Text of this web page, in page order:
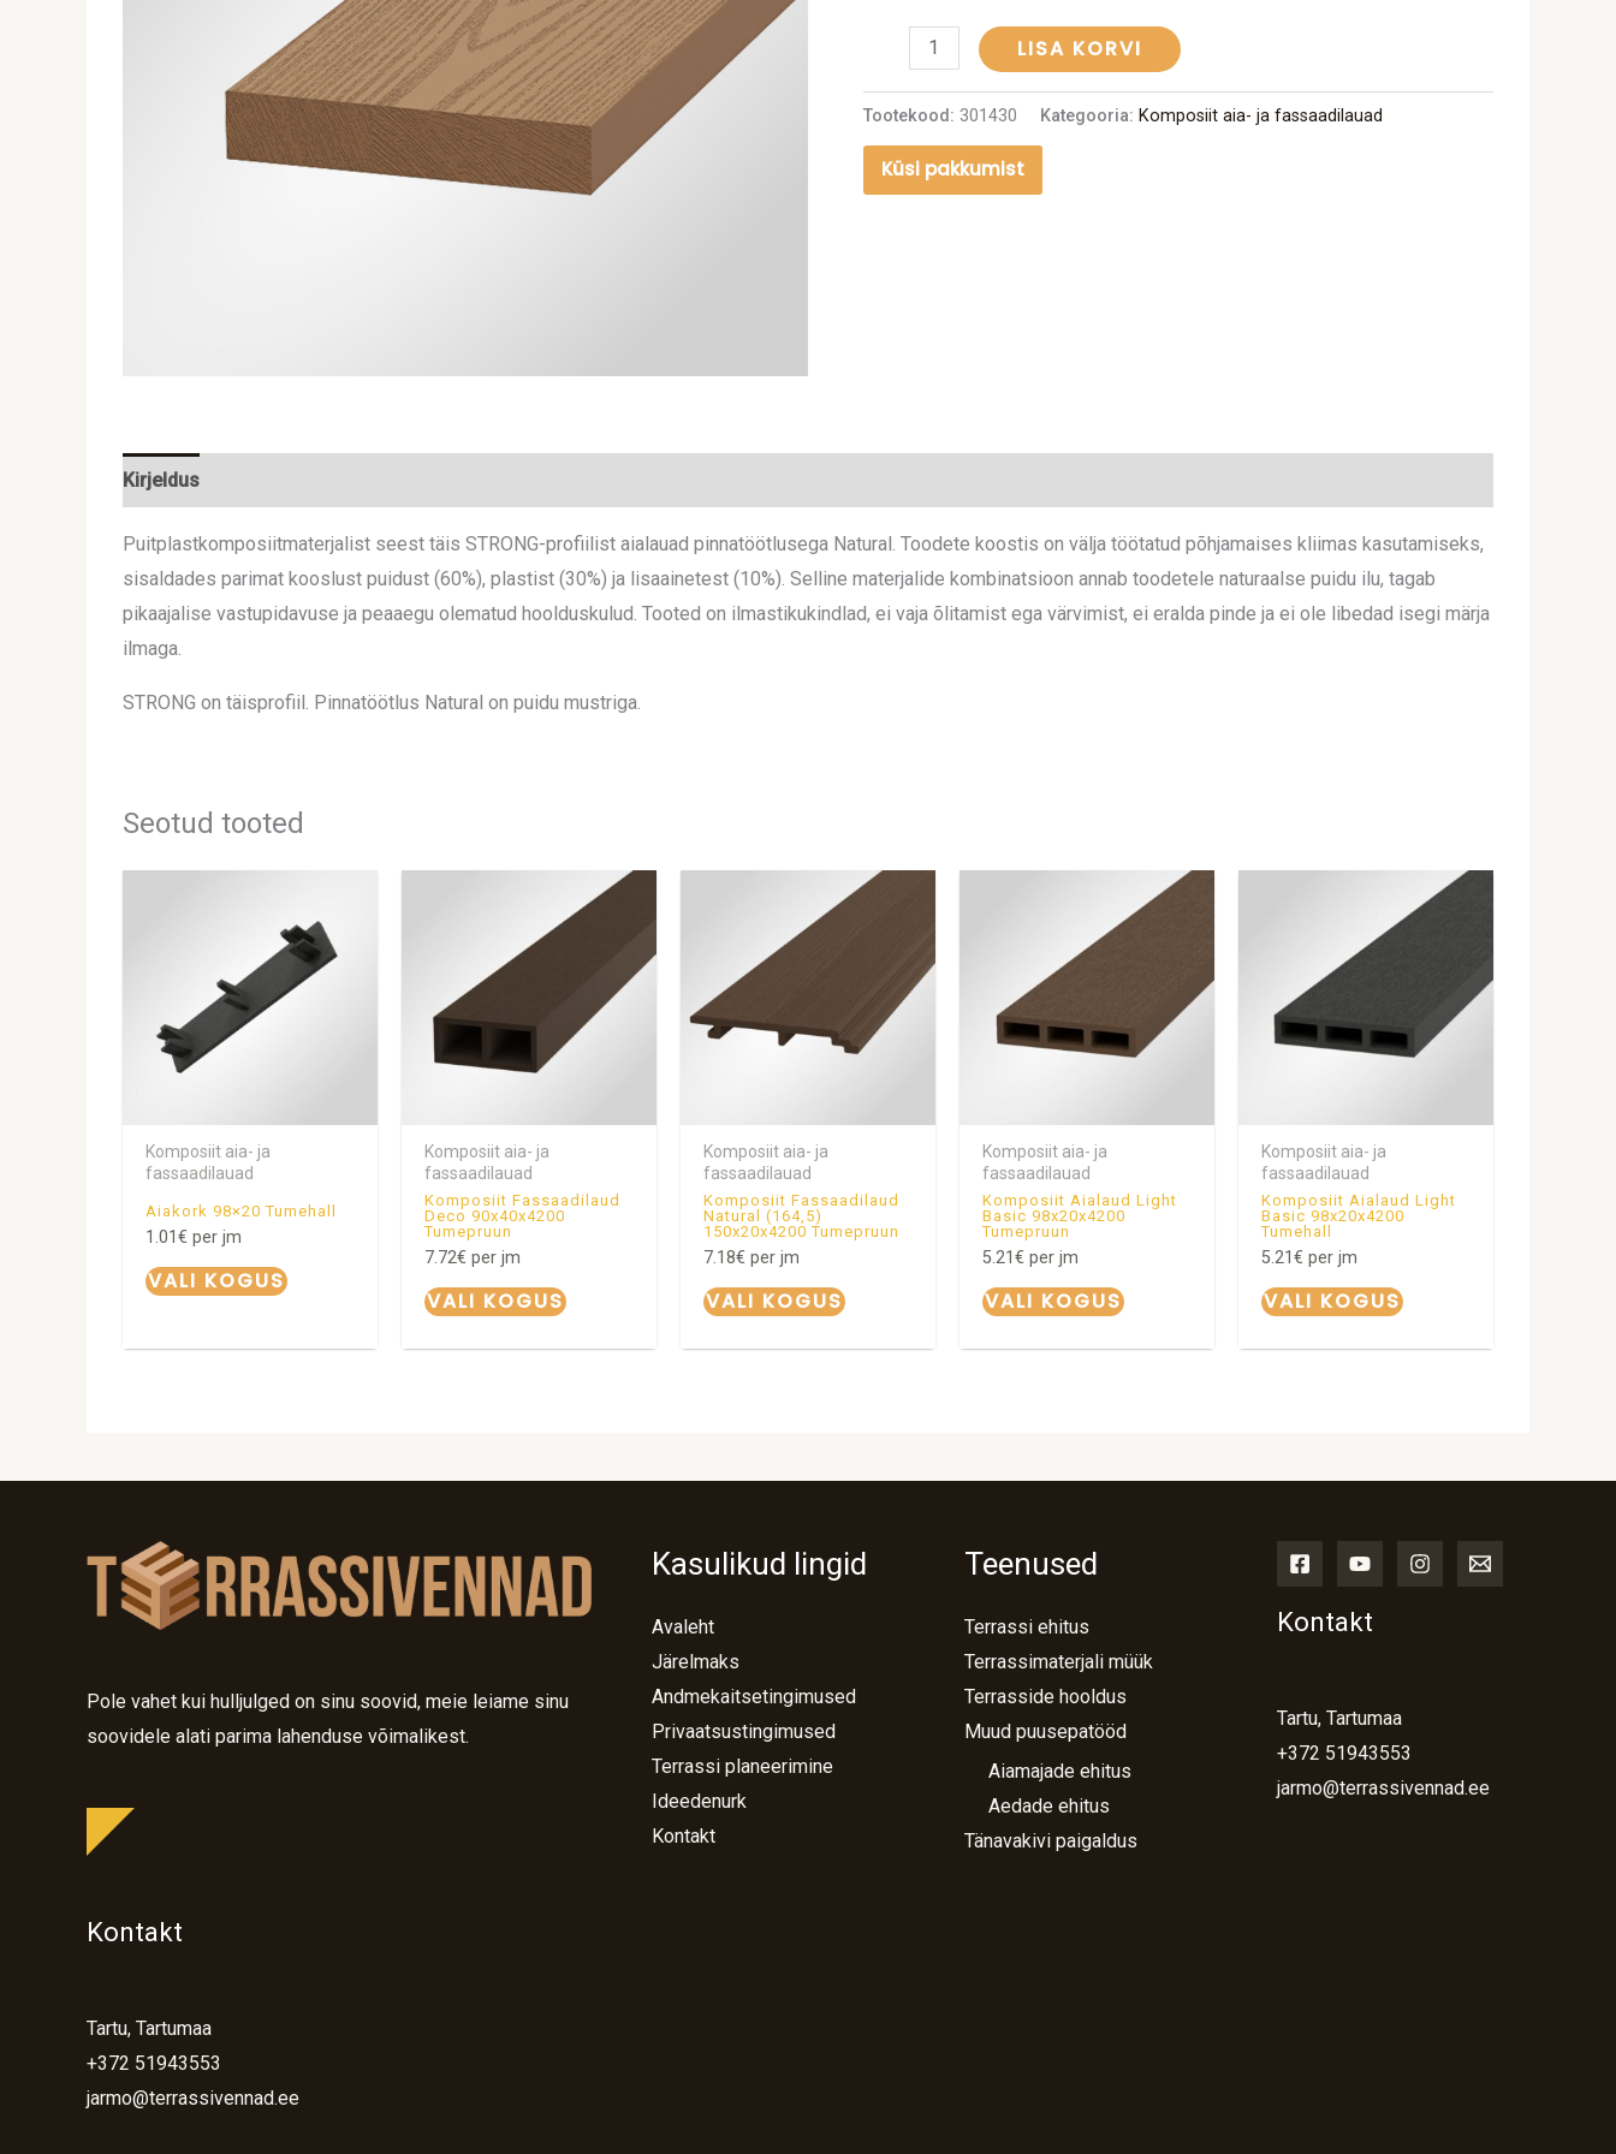
LISA KORVI
Tootekood: 301430 Kategooria: Komposiit aia- ja fassaadilauad
Küsi pakkumist
Kirjeldus
Puitplastkomposiitmaterjalist seest täis STRONG-profiilist aialauad pinnatöötlusega Natural. Toodete koostis on välja töötatud põhjamaises kliimas kasutamiseks,
sisaldades parimat kooslust puidust (60%), plastist (30%) ja lisaainetest (10%). Selline materjalide kombinatsioon annab toodetele naturaalse puidu ilu, tagab
pikaajalise vastupidavuse ja peaaegu olematud hoolduskulud. Tooted on ilmastikukindlad, ei vaja õlitamist ega värvimist, ei eralda pinde ja ei ole libedad isegi märja
ilmaga.
STRONG on täisprofiil. Pinnatöötlus Natural on puidu mustriga.
Seotud tooted
Komposiit aia- ja
fassaadilauad
Aiakork 98×20 Tumehall
1.01€ per jm
VALI KOGUS
Komposiit aia- ja
fassaadilauad
Komposiit Fassaadilaud
Deco 90x40x4200
Tumepruun
7.72€ per jm
VALI KOGUS
Komposiit aia- ja
fassaadilauad
Komposiit Fassaadilaud
Natural (164,5)
150x20x4200 Tumepruun
7.18€ per jm
VALI KOGUS
Komposiit aia- ja
fassaadilauad
Komposiit Aialaud Light
Basic 98x20x4200
Tumepruun
5.21€ per jm
VALI KOGUS
Komposiit aia- ja
fassaadilauad
Komposiit Aialaud Light
Basic 98x20x4200
Tumehall
5.21€ per jm
VALI KOGUS
Pole vahet kui hulljulged on sinu soovid, meie leiame sinu
soovidele alati parima lahenduse võimalikest.
Kontakt
Tartu, Tartumaa
+372 51943553
jarmo@terrassivennad.ee
Kasulikud lingid
Avaleht
Järelmaks
Andmekaitsetingimused
Privaatsustingimused
Terrassi planeerimine
Ideedenurk
Kontakt
Teenused
Terrassi ehitus
Terrassimaterjali müük
Terrasside hooldus
Muud puusepatööd
Aiamajade ehitus
Aedade ehitus
Tänavakivi paigaldus
Kontakt
Tartu, Tartumaa
+372 51943553
jarmo@terrassivennad.ee